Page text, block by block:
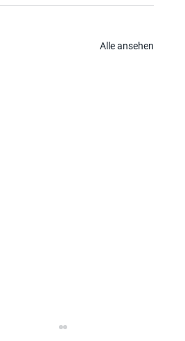
Alle ansehen